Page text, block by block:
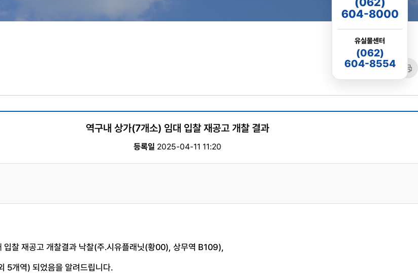
604-8000
유실물센터
(062)
604-8554
공유
링크
프린
트
역구내 상가(7개소) 임대 입찰 재공고 개찰 결과
등록일 2025-04-11 11:20
입찰 재공고 개찰결과 낙찰(주.시유플래닛(황00), 상무역 B109),
5개역) 되었음을 알려드립니다.